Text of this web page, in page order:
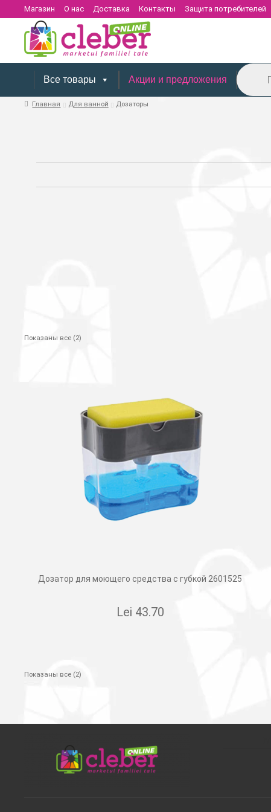
Магазин О нас Доставка Контакты Защита потребителей
Все товары Акции и предложения
Поиск
товаров
Главная Для ванной Дозаторы
Показаны все (2)
Дозатор для моющего средства с губкой 2601525
Lei 43.70
Показаны все (2)